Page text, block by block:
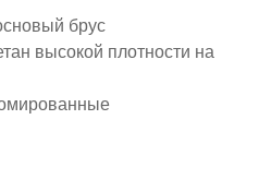
брус
высокой плотности на